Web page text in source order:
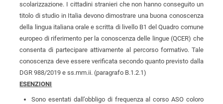
scolarizzazione. I cittadini stranieri che non hanno conseguito un
titolo di studio in Italia devono dimostrare una buona conoscenza
della lingua italiana orale e scritta di livello B1 del Quadro comune
europeo di riferimento per la conoscenza delle lingue (QCER) che
consenta di partecipare attivamente al percorso formativo. Tale
conoscenza deve essere verificata secondo quanto previsto dalla
DGR 988/2019 e ss.mm.ii. (paragrafo B.1.2.1)
ESENZIONI
Sono esentati dall’obbligo di frequenza al corso ASO coloro